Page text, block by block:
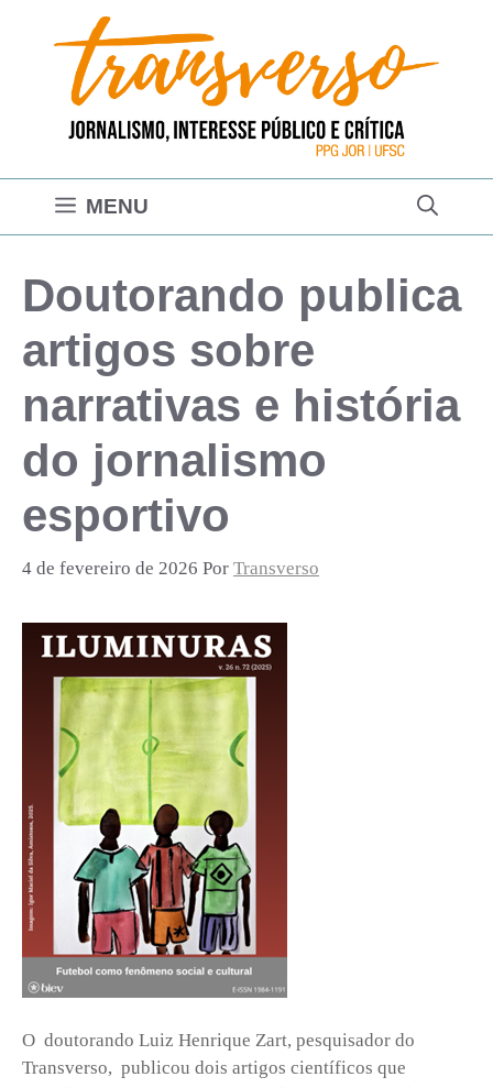
conteúdo
MENU
Doutorando publica
artigos sobre
narrativas e história
do jornalismo
esportivo
4 de fevereiro de 2026 Por Transverso
O doutorando Luiz Henrique Zart, pesquisador do
Transverso, publicou dois artigos científicos que